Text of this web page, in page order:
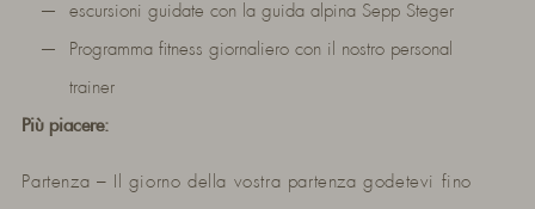
escursioni guidate con la guida alpina Sepp Steger
Programma fitness giornaliero con il nostro personal
trainer
Più piacere:
Partenza – Il giorno della vostra partenza godetevi fino